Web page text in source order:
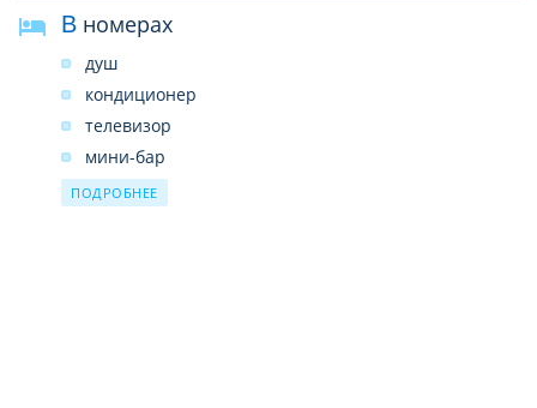
консьерж
лифт
банкетные залы
банкомат
хранение багажа
В номерах
душ
кондиционер
телевизор
мини-бар
фен
ПОДРОБНЕЕ